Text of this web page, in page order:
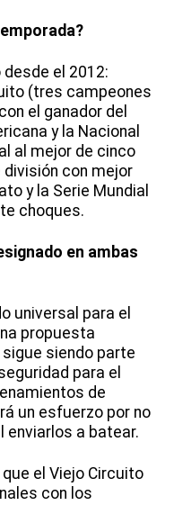
el 2012:
(tres campeones
el ganador del
y la Nacional
al mejor de cinco
con mejor
y la Serie Mundial
choques.
en ambas
universal para el
propuesta
siendo parte
para el
de
un esfuerzo por no
enviarlos a batear.
el Viejo Circuito
con los